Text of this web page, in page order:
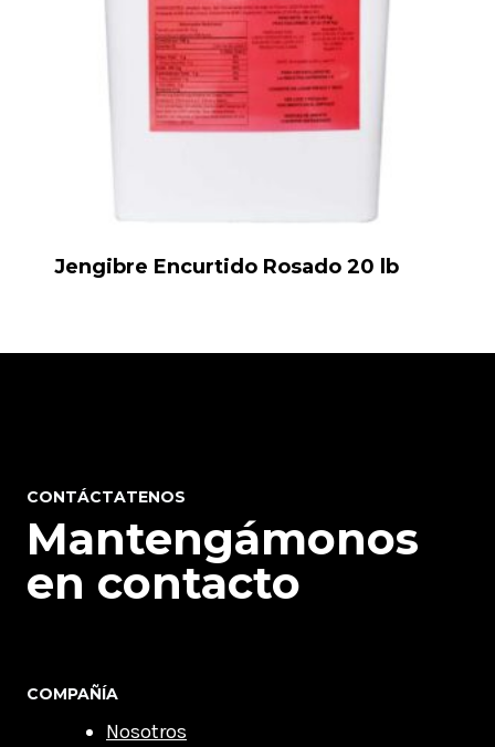
Jengibre Encurtido Rosado 20 lb
CONTÁCTATENOS
Mantengámonos
en contacto
COMPAÑÍA
Nosotros